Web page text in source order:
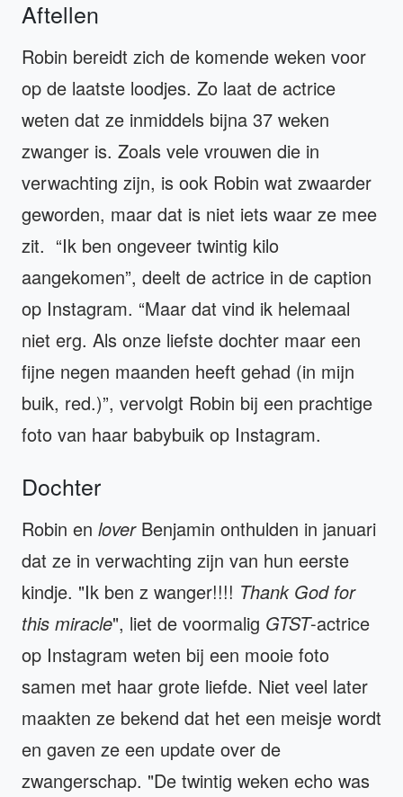
Aftellen
Robin bereidt zich de komende weken voor
op de laatste loodjes. Zo laat de actrice
weten dat ze inmiddels bijna 37 weken
zwanger is. Zoals vele vrouwen die in
verwachting zijn, is ook Robin wat zwaarder
geworden, maar dat is niet iets waar ze mee
zit. “Ik ben ongeveer twintig kilo
aangekomen”, deelt de actrice in de caption
op Instagram. “Maar dat vind ik helemaal
niet erg. Als onze liefste dochter maar een
fijne negen maanden heeft gehad (in mijn
buik, red.)”, vervolgt Robin bij een prachtige
foto van haar babybuik op Instagram.
Dochter
Robin en loverBenjamin onthulden in januari
dat ze in verwachting zijn van hun eerste
kindje. "Ik ben z wanger!!!! Thank God for
this miracle", liet de voormalig GTST-actrice
op Instagram weten bij een mooie foto
samen met haar grote liefde. Niet veel later
maakten ze bekend dat het een meisje wordt
en gaven ze een update over de
zwangerschap. "De twintig weken echo was